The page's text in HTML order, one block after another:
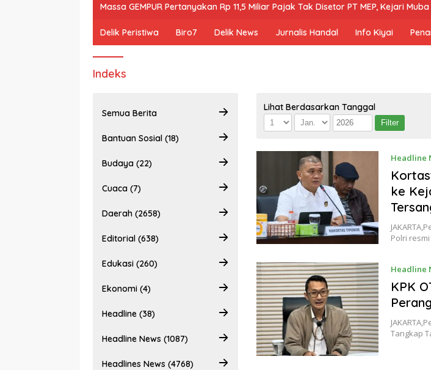
Massa GEMPUR Pertanyakan Rp 11,5 Miliar Pajak Tak Disetor PT MEP, Kejari
Delik Peristiwa Biro7 Delik News Jurnalis Handal Info Kiyai
Indeks
Semua Berita
Bantuan Sosial (18)
Budaya (22)
Cuaca (7)
Daerah (2658)
Editorial (638)
Edukasi (260)
Ekonomi (4)
Headline (38)
Headline News (1087)
Headlines News (4768)
Lihat Berdasarkan Tanggal
Headline
ke
Polri
Headline
KPK
Tangkap